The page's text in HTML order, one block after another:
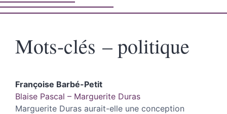
Mots-clés – politique
Françoise Barbé-Petit
Blaise Pascal – Marguerite Duras
Marguerite Duras aurait-elle une conception